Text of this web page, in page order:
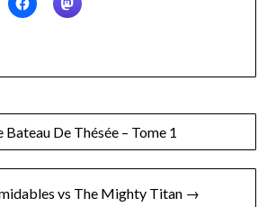
De Thésée – Tome 1
vs The Mighty Titan →